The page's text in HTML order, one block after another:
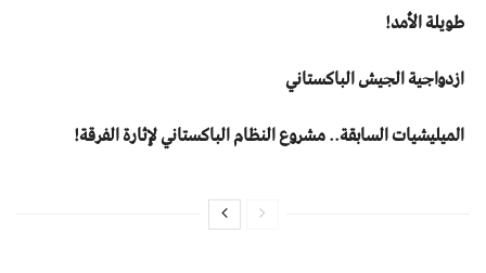
طويلة الأمد!
ازدواجية الجيش الباكستاني
المیلیشیات السابقة.. مشروع النظام الباكستاني لإثارة الفرقة!